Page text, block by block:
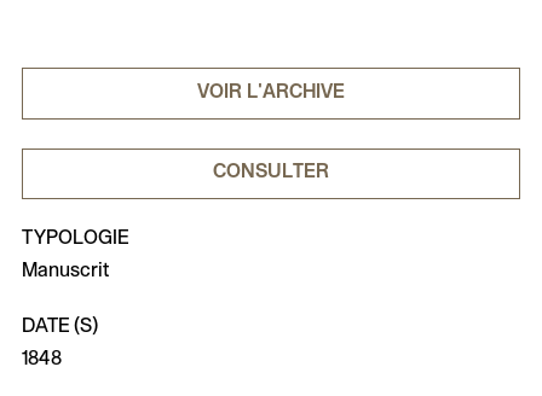
VOIR L'ARCHIVE
CONSULTER
TYPOLOGIE
Manuscrit
DATE (S)
1848